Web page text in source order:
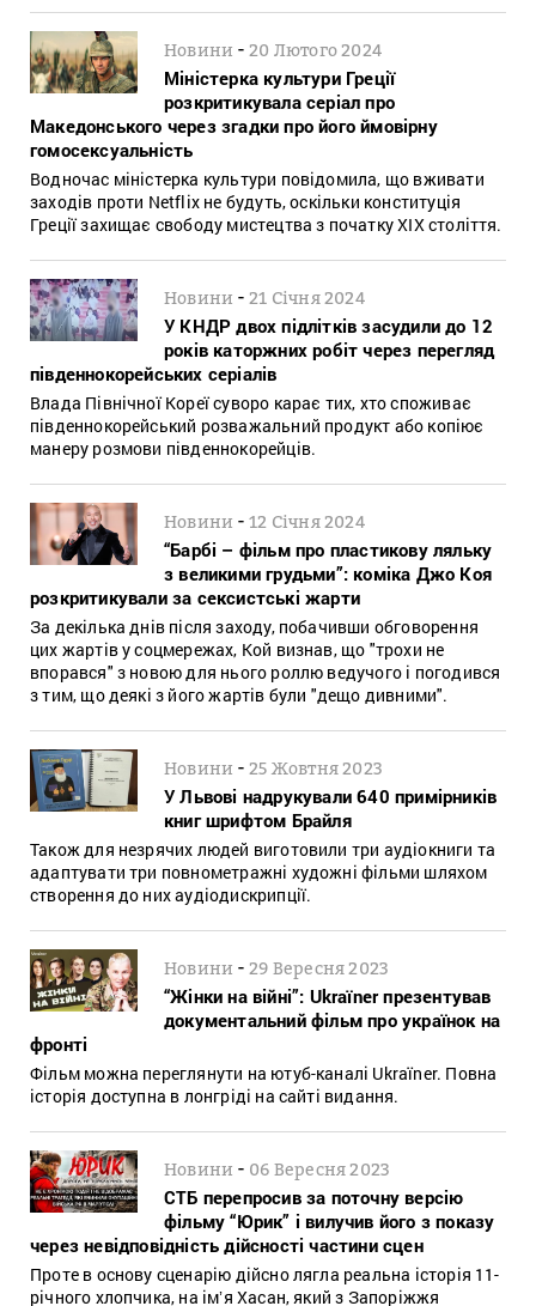
Новини -20 Лютого 2024
Міністерка культури Греції
розкритикувала серіал про
Македонського через згадки про його ймовірну
гомосексуальність
Водночас міністерка культури повідомила, що вживати
заходів проти Netflix не будуть, оскільки конституція
Греції захищає свободу мистецтва з початку XIX століття.
Новини -21 Січня 2024
У КНДР двох підлітків засудили до 12
років каторжних робіт через перегляд
південнокорейських серіалів
Влада Північної Кореї суворо карає тих, хто споживає
південнокорейський розважальний продукт або копіює
манеру розмови південнокорейців.
Новини -12 Січня 2024
“Барбі – фільм про пластикову ляльку
з великими грудьми”: коміка Джо Коя
розкритикували за сексистські жарти
За декілька днів після заходу, побачивши обговорення
цих жартів у соцмережах, Кой визнав, що "трохи не
впорався" з новою для нього роллю ведучого і погодився
з тим, що деякі з його жартів були "дещо дивними".
Новини -25 Жовтня 2023
У Львові надрукували 640 примірників
книг шрифтом Брайля
Також для незрячих людей виготовили три аудіокниги та
адаптувати три повнометражні художні фільми шляхом
створення до них аудіодискрипції.
Новини -29 Вересня 2023
“Жінки на війні”: Ukraïner презентував
документальний фільм про українок на
фронті
Фільм можна переглянути на ютуб-каналі Ukraïner. Повна
історія доступна в лонгріді на сайті видання.
Новини - 06 Вересня 2023
СТБ перепросив за поточну версію
фільму “Юрик” і вилучив його з показу
через невідповідність дійсності частини сцен
Проте в основу сценарію дійсно лягла реальна історія 11-
річного хлопчика, на імʼя Хасан, який з Запоріжжя